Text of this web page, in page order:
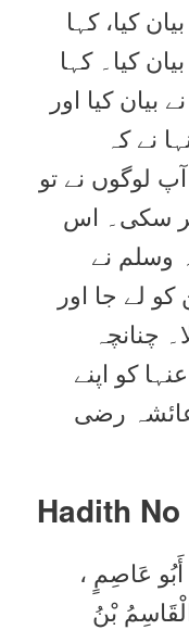
کیا، کہا
کیا۔ کہا
کیا اور
نے کہ
لوگوں نے تو
کر سکی۔ اس
وسلم نے
لے جا اور
چنانچہ
کو اپنے
عائشہ رضی
Hadith
عَاصِمٍ ،
بْنُ